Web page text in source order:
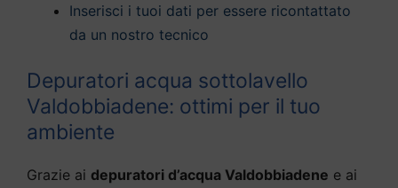
Inserisci i tuoi dati per essere ricontattato
da un nostro tecnico
Depuratori acqua sottolavello
Valdobbiadene: ottimi per il tuo
ambiente
Grazie ai depuratori d’acqua Valdobbiadene e ai